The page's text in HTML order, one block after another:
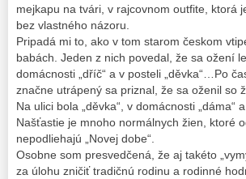
mejkapu na tvári, v rajcovnom outfite, ktorá
bez vlastného názoru.
Pripadá mi to, ako v tom starom českom
babách. Jeden z nich povedal, že sa ožení
domácnosti „dříč“ a v posteli „děvka“…Po
značne utrápený sa priznal, že sa oženil so
Na ulici bola „děvka“, v domácnosti „dáma“
Našťastie je mnoho normálnych žien, ktoré
nepodliehajú „Novej dobe“.
Osobne som presvedčená, že aj takéto
za úlohu zničiť tradičnú rodinu a rodinné